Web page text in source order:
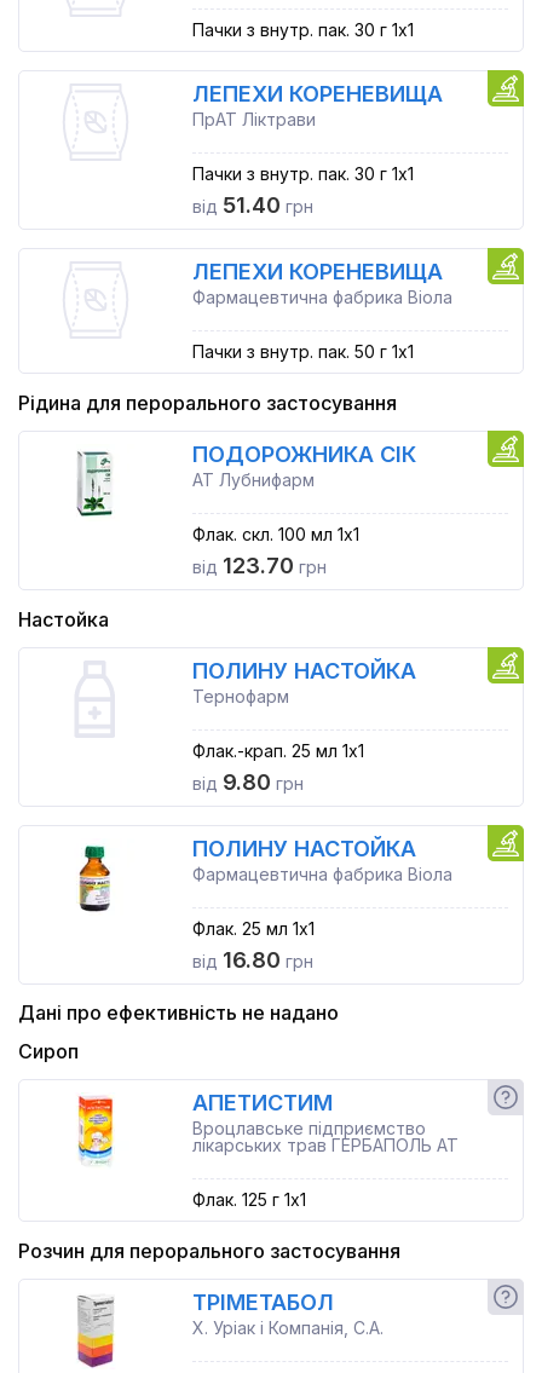
Пачки з внутр. пак. 30 г 1x1
ЛЕПЕХИ КОРЕНЕВИЩА
ПрАТ Ліктрави
Пачки з внутр. пак. 30 г 1x1
від 51.40 грн
ЛЕПЕХИ КОРЕНЕВИЩА
Фармацевтична фабрика Віола
Пачки з внутр. пак. 50 г 1x1
Рідина для перорального застосування
ПОДОРОЖНИКА СІК
АТ Лубнифарм
Флак. скл. 100 мл 1x1
від 123.70 грн
Настойка
ПОЛИНУ НАСТОЙКА
Тернофарм
Флак.-крап. 25 мл 1x1
від 9.80 грн
ПОЛИНУ НАСТОЙКА
Фармацевтична фабрика Віола
Флак. 25 мл 1x1
від 16.80 грн
Дані про ефективність не надано
Сироп
АПЕТИСТИМ
Вроцлавське підприємство
лікарських трав ГЕРБАПОЛЬ АТ
Флак. 125 г 1x1
Розчин для перорального застосування
ТРІМЕТАБОЛ
Х. Уріак і Компанія, С.А.